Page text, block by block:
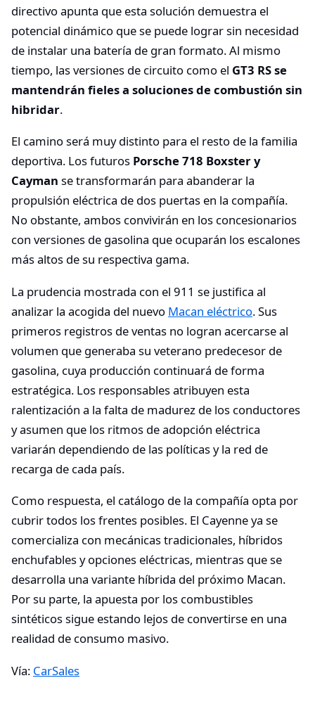
directivo apunta que esta solución demuestra el
potencial dinámico que se puede lograr sin necesidad
de instalar una batería de gran formato. Al mismo
tiempo, las versiones de circuito como el GT3 RS se
mantendrán fieles a soluciones de combustión sin
hibridar.
El camino será muy distinto para el resto de la familia
deportiva. Los futuros Porsche 718 Boxster y
Cayman se transformarán para abanderar la
propulsión eléctrica de dos puertas en la compañía.
No obstante, ambos convivirán en los concesionarios
con versiones de gasolina que ocuparán los escalones
más altos de su respectiva gama.
La prudencia mostrada con el 911 se justifica al
analizar la acogida del nuevo Macan eléctrico. Sus
primeros registros de ventas no logran acercarse al
volumen que generaba su veterano predecesor de
gasolina, cuya producción continuará de forma
estratégica. Los responsables atribuyen esta
ralentización a la falta de madurez de los conductores
y asumen que los ritmos de adopción eléctrica
variarán dependiendo de las políticas y la red de
recarga de cada país.
Como respuesta, el catálogo de la compañía opta por
cubrir todos los frentes posibles. El Cayenne ya se
comercializa con mecánicas tradicionales, híbridos
enchufables y opciones eléctricas, mientras que se
desarrolla una variante híbrida del próximo Macan.
Por su parte, la apuesta por los combustibles
sintéticos sigue estando lejos de convertirse en una
realidad de consumo masivo.
Vía: CarSales